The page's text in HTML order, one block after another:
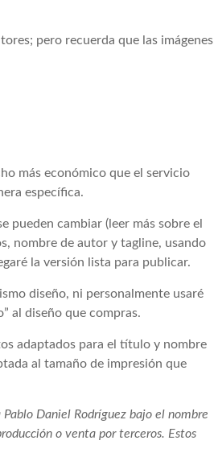
pero recuerda que las imágenes
más económico que el servicio
específica.
pueden cambiar (leer más sobre el
nombre de autor y tagline, usando
la versión lista para publicar.
diseño, ni personalmente usaré
al diseño que compras.
adaptados para el título y nombre
al tamaño de impresión que
Daniel Rodríguez bajo el nombre
o venta por terceros. Estos